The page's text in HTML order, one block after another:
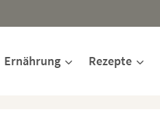
Ernährung Rezepte